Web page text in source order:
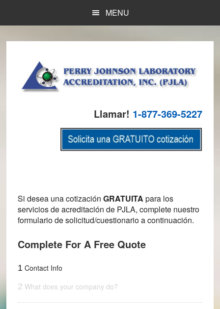
main
primary
footer
MENU
Llamar! 1-877-369-5227
Si desea una cotización GRATUITA para los
servicios de acreditación de PJLA, complete nuestro
formulario de solicitud/cuestionario a continuación.
Complete For A Free Quote
1 Contact Info
2 What does your company do?